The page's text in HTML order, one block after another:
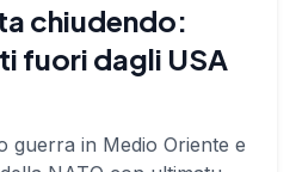
chiudendo:
fuori dagli USA
guerra in Medio Oriente e